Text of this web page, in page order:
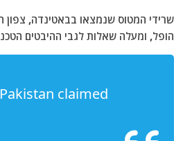
הופל, ומעלה שאלות לגבי ההיבטים
claimed